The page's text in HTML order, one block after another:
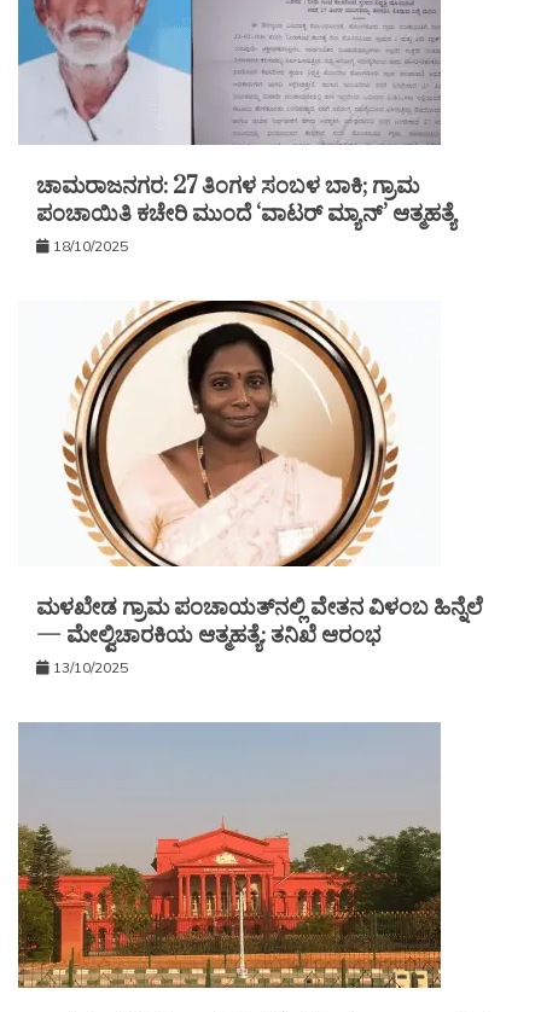
ಚಾಮರಾಜನಗರ: 27 ತಿಂಗಳ ಸಂಬಳ ಬಾಕಿ; ಗ್ರಾಮ
ಪಂಚಾಯಿತಿ ಕಚೇರಿ ಮುಂದೆ ‘ವಾಟರ್ ಮ್ಯಾನ್’ ಆತ್ಮಹತ್ಯೆ
18/10/2025
ಮಳಖೇಡ ಗ್ರಾಮ ಪಂಚಾಯತ್‌ನಲ್ಲಿ ವೇತನ ವಿಳಂಬ ಹಿನ್ನೆಲೆ
— ಮೇಲ್ವಿಚಾರಕಿಯ ಆತ್ಮಹತ್ಯೆ: ತನಿಖೆ ಆರಂಭ
13/10/2025